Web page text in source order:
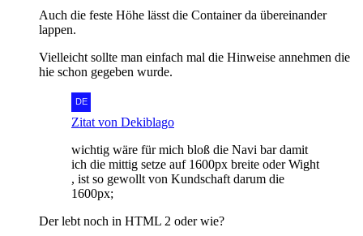
Auch die feste Höhe lässt die Container da übereinander
lappen.
Vielleicht sollte man einfach mal die Hinweise annehmen die
hie schon gegeben wurde.
Zitat von Dekiblago
wichtig wäre für mich bloß die Navi bar damit
ich die mittig setze auf 1600px breite oder Wight
, ist so gewollt von Kundschaft darum die
1600px;
Der lebt noch in HTML 2 oder wie?